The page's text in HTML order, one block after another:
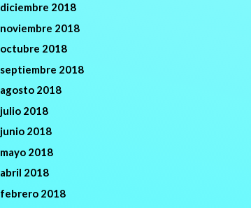
diciembre 2018
noviembre 2018
octubre 2018
septiembre 2018
agosto 2018
julio 2018
junio 2018
mayo 2018
abril 2018
febrero 2018